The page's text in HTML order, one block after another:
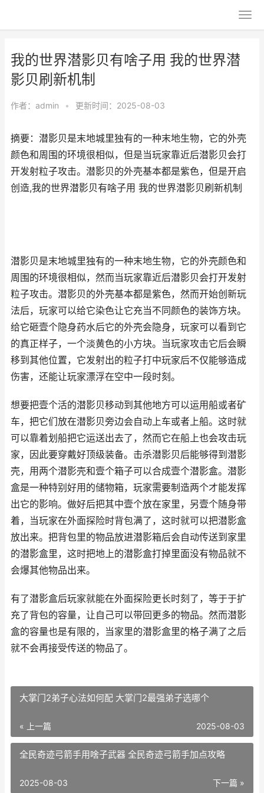
我的世界潜影贝有啥子用 我的世界潜
影贝刷新机制
作者： admin • 更新时间：2025-08-03
摘要：潜影贝是末地城里独有的一种末地生物，它的外壳
颜色和周围的环境很相似，但是当玩家靠近后潜影贝会打
开发射粒子攻击。潜影贝的外壳基本都是紫色，但是开启
创造,我的世界潜影贝有啥子用 我的世界潜影贝刷新机制
潜影贝是末地城里独有的一种末地生物，它的外壳颜色和
周围的环境很相似，然而当玩家靠近后潜影贝会打开发射
粒子攻击。潜影贝的外壳基本都是紫色，然而开始创新玩
法后，玩家可以给它染色让它充当不同颜色的装饰方块。
给它砸壹个隐身药水后它的外壳会隐身，玩家可以看到它
的真正样子，一个淡黄色的小方块。当玩家攻击它后会瞬
移到其他位置，它发射出的粒子打中玩家后不仅能够造成
伤害，还能让玩家漂浮在空中一段时刻。
想要把壹个活的潜影贝移动到其他地方可以运用船或者矿
车，把它们放在潜影贝旁边会自动上车或者上船。这时就
可以靠着划船把它运送出去了，然而它在船上也会攻击玩
家，因此要穿戴好顶级装备。击杀潜影贝后能够得到潜影
壳，用两个潜影壳和壹个箱子可以合成壹个潜影盒。潜影
盒是一种特别好用的储物箱，玩家需要制造两个才能发挥
出它的影响。做好后把其中壹个放在家里，另壹个随身带
着，当玩家在外面探险时背包满了，这时就可以把潜影盒
放出来。把背包里的物品放进潜影箱后会自动传送到家里
的潜影盒里，这时把地上的潜影盒打掉里面没有物品就不
会爆其他物品出来。
有了潜影盒后玩家就能在外面探险更长时刻了，等于于扩
充了背包的容量，让自己可以带回更多的物品。然而潜影
盒的容量也是有限的，当家里的潜影盒里的格子满了之后
就不会再接受传送的物品了。
大掌门2弟子心法如何配 大掌门2最强弟子选哪个
« 上一篇 2025-08-03
全民奇迹弓箭手用啥子武器 全民奇迹弓箭手加点攻略
下一篇 »
2025-08-03